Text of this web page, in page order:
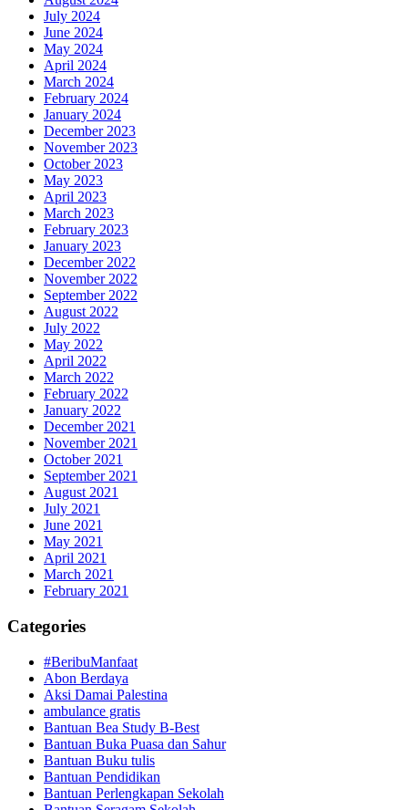
July 2024
June 2024
May 2024
April 2024
March 2024
February 2024
January 2024
December 2023
November 2023
October 2023
May 2023
April 2023
March 2023
February 2023
January 2023
December 2022
November 2022
September 2022
August 2022
July 2022
May 2022
April 2022
March 2022
February 2022
January 2022
December 2021
November 2021
October 2021
September 2021
August 2021
July 2021
June 2021
May 2021
April 2021
March 2021
February 2021
Categories
#BeribuManfaat
Abon Berdaya
Aksi Damai Palestina
ambulance gratis
Bantuan Bea Study B-Best
Bantuan Buka Puasa dan Sahur
Bantuan Buku tulis
Bantuan Pendidikan
Bantuan Perlengkapan Sekolah